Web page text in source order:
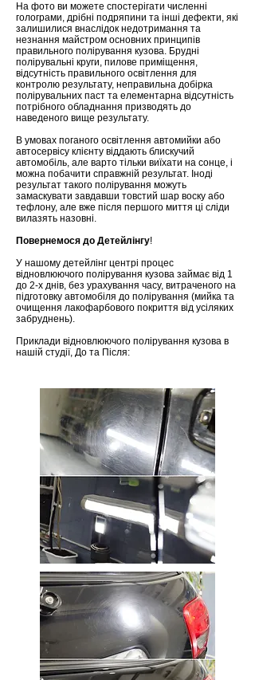
На фото ви можете спостерігати численні
голограми, дрібні подряпини та інші дефекти, які
залишилися внаслідок недотримання та
незнання майстром основних принципів
правильного полірування кузова. Брудні
полірувальні круги, пилове приміщення,
відсутність правильного освітлення для
контролю результату, неправильна добірка
полірувальних паст та елементарна відсутність
потрібного обладнання призводять до
наведеного вище результату.
В умовах поганого освітлення автомийки або
автосервісу клієнту віддають блискучий
автомобіль, але варто тільки виїхати на сонце, і
можна побачити справжній результат. Іноді
результат такого полірування можуть
замаскувати завдавши товстий шар воску або
тефлону, але вже після першого миття ці сліди
вилазять назовні.
Повернемося до Детейлінгу!
У нашому детейлінг центрі процес
відновлюючого полірування кузова займає від 1
до 2-х днів, без урахування часу, витраченого на
підготовку автомобіля до полірування (мийка та
очищення лакофарбового покриття від усіляких
забруднень).
Приклади відновлюючого полірування кузова в
нашій студії, До та Після: